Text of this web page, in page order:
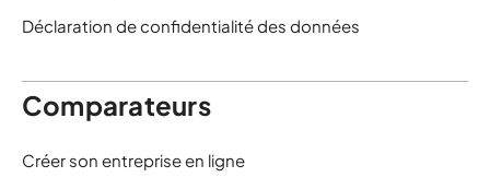
Déclaration de confidentialité des données
Comparateurs
Créer son entreprise en ligne